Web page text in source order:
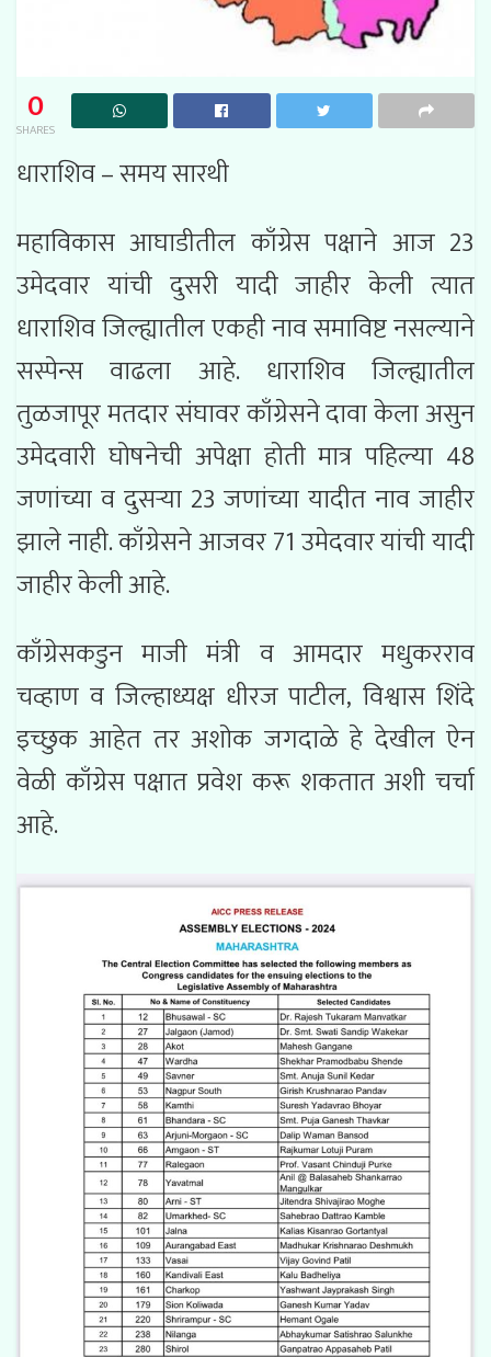
0
SHARES
धाराशिव – समय सारथी
महाविकास आघाडीतील काँग्रेस पक्षाने आज 23
उमेदवार यांची दुसरी यादी जाहीर केली त्यात
धाराशिव जिल्ह्यातील एकही नाव समाविष्ट नसल्याने
सस्पेन्स वाढला आहे. धाराशिव जिल्ह्यातील
तुळजापूर मतदार संघावर काँग्रेसने दावा केला असुन
उमेदवारी घोषनेची अपेक्षा होती मात्र पहिल्या 48
जणांच्या व दुसऱ्या 23 जणांच्या यादीत नाव जाहीर
झाले नाही. काँग्रेसने आजवर 71 उमेदवार यांची यादी
जाहीर केली आहे.
काँग्रेसकडुन माजी मंत्री व आमदार मधुकरराव
चव्हाण व जिल्हाध्यक्ष धीरज पाटील, विश्वास शिंदे
इच्छुक आहेत तर अशोक जगदाळे हे देखील ऐन
वेळी काँग्रेस पक्षात प्रवेश करू शकतात अशी चर्चा
आहे.